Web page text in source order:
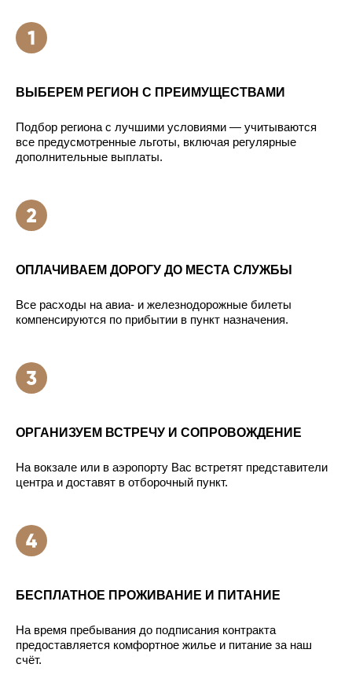
ВЫБЕРЕМ РЕГИОН С ПРЕИМУЩЕСТВАМИ
Подбор региона с лучшими условиями — учитываются
все предусмотренные льготы, включая регулярные
дополнительные выплаты.
ОПЛАЧИВАЕМ ДОРОГУ ДО МЕСТА СЛУЖБЫ
Все расходы на авиа- и железнодорожные билеты
компенсируются по прибытии в пункт назначения.
ОРГАНИЗУЕМ ВСТРЕЧУ И СОПРОВОЖДЕНИЕ
На вокзале или в аэропорту Вас встретят представители
центра и доставят в отборочный пункт.
БЕСПЛАТНОЕ ПРОЖИВАНИЕ И ПИТАНИЕ
На время пребывания до подписания контракта
предоставляется комфортное жилье и питание за наш
счёт.